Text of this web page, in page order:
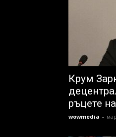
Крум
ръцете
wowmedia -